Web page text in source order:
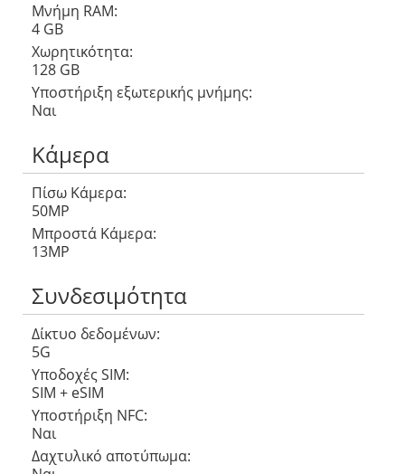
Μνήμη RAM:
4 GB
Χωρητικότητα:
128 GB
Υποστήριξη εξωτερικής μνήμης:
Ναι
Κάμερα
Πίσω Κάμερα:
50MP
Μπροστά Κάμερα:
13MP
Συνδεσιμότητα
Δίκτυο δεδομένων:
5G
Υποδοχές SIM:
SIM + eSIM
Υποστήριξη NFC:
Ναι
Δαχτυλικό αποτύπωμα: